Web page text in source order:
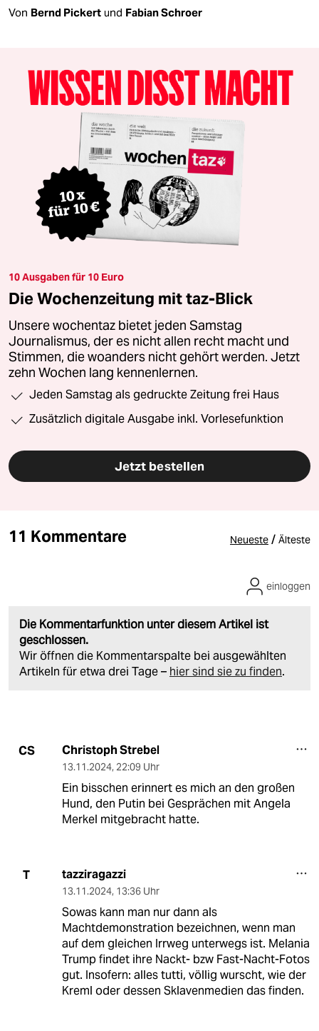
Von Bernd Pickert und Fabian Schroer
10 Ausgaben für 10 Euro
Die Wochenzeitung mit taz-Blick
Unsere wochentaz bietet jeden Samstag
Journalismus, der es nicht allen recht macht und
Stimmen, die woanders nicht gehört werden. Jetzt
zehn Wochen lang kennenlernen.
Jeden Samstag als gedruckte Zeitung frei Haus
Zusätzlich digitale Ausgabe inkl. Vorlesefunktion
Jetzt bestellen
11 Kommentare Neueste / Älteste
Die Kommentarfunktion unter diesem Artikel ist
geschlossen.
Wir öffnen die Kommentarspalte bei ausgewählten
Artikeln für etwa drei Tage – hier sind sie zu finden.
einloggen
CS Christoph Strebel
13.11.2024, 22:09 Uhr
Ein bisschen erinnert es mich an den großen
Hund, den Putin bei Gesprächen mit Angela
Merkel mitgebracht hatte.
T tazziragazzi
13.11.2024, 13:36 Uhr
Sowas kann man nur dann als
Machtdemonstration bezeichnen, wenn man
auf dem gleichen Irrweg unterwegs ist. Melania
Trump findet ihre Nackt- bzw Fast-Nacht-Fotos
gut. Insofern: alles tutti, völlig wurscht, wie der
Kreml oder dessen Sklavenmedien das finden.